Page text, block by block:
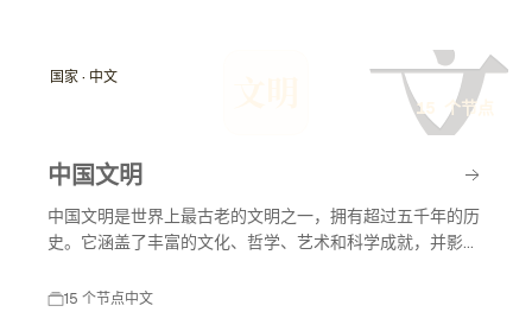
文
国家 · 中文
15 个节点
中国文明
中国文明是世界上最古老的文明之一，拥有超过五千年的历
史。它涵盖了丰富的文化、哲学、艺术和科学成就，并影响
展历程，体现了国家的传统与创新，是人类历史的重要组成
15 个节点中文